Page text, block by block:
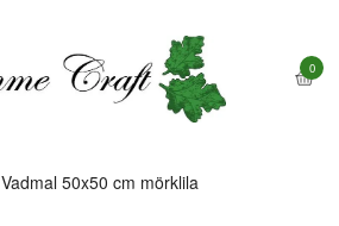
0
Vadmal 50x50 cm mörklila